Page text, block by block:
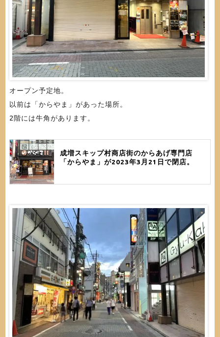
オープン予定地。
以前は「からやま」があった場所。
2階には牛角があります。
成増スキップ村商店街のからあげ専門店
「からやま」が2023年3月21日で閉店。